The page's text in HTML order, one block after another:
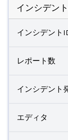
インシデン
インシデント
レポート数
インシデント
エディタ